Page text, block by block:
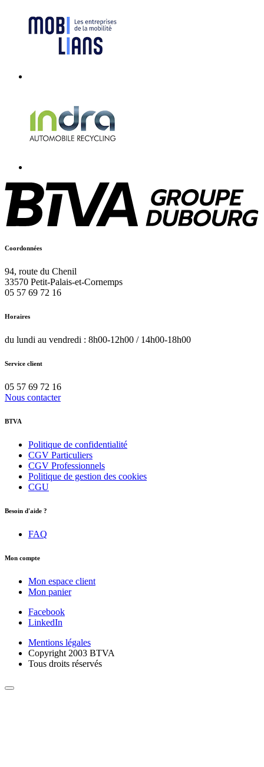
Coordonnées
94, route du Chenil
33570 Petit-Palais-et-Cornemps
05 57 69 72 16
Horaires
du lundi au vendredi : 8h00-12h00 / 14h00-18h00
Service client
05 57 69 72 16
Nous contacter
BTVA
Politique de confidentialité
CGV Particuliers
CGV Professionnels
Politique de gestion des cookies
CGU
Besoin d'aide ?
FAQ
Mon compte
Mon espace client
Mon panier
Facebook
LinkedIn
Mentions légales
Copyright 2003 BTVA
Tous droits réservés